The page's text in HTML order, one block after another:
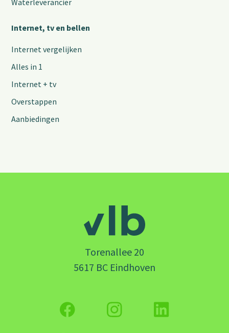
Waterleverancier
Internet, tv en bellen
Internet vergelijken
Alles in 1
Internet + tv
Overstappen
Aanbiedingen
Torenallee 20
5617 BC Eindhoven